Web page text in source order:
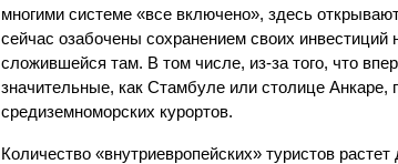
многими системе «все включено», здесь
сейчас озабочены сохранением своих инвестиций
сложившейся там. В том числе, из-за того, что
значительные, как Стамбуле или столице Анкаре,
средиземноморских курортов.
Количество «внутриевропейских» туристов